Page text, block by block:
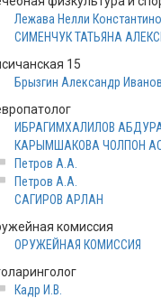
Лежава Нелли
СИМЕНЧУК ТАТЬЯНА
15
Брызгин Александр
ИБРАГИМХАЛИЛОВ
КАРЫМШАКОВА ЧОЛПОН
Петров А.А.
Петров А.А.
САГИРОВ АРЛАН
комиссия
ОРУЖЕЙНАЯ КОМИССИЯ
Кадр И.В.